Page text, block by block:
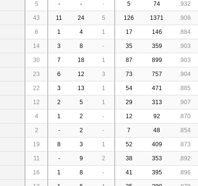
5 - - - 5 74 .932
43 11 24 5 126 1371 .908
6 1 4 1 17 146 .884
14 3 8 - 35 359 .903
30 7 18 1 87 899 .903
23 6 12 3 73 757 .904
22 3 13 1 54 471 .885
12 2 5 1 29 313 .907
4 1 2 - 12 92 .870
2 - 2 - 7 48 .854
19 8 3 1 52 409 .873
11 - 9 2 38 353 .892
16 1 8 - 41 395 .896